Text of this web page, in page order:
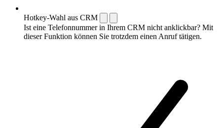
Hotkey-Wahl aus CRM
Ist eine Telefonnummer in Ihrem CRM nicht anklickbar? Mit
dieser Funktion können Sie trotzdem einen Anruf tätigen.